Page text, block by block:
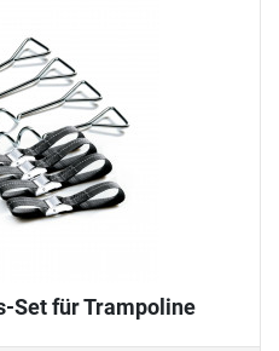
Set für Trampoline